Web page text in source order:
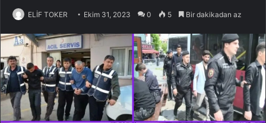
ELİF TOKER Ekim 31, 2023 0 5 Bir dakikadan az